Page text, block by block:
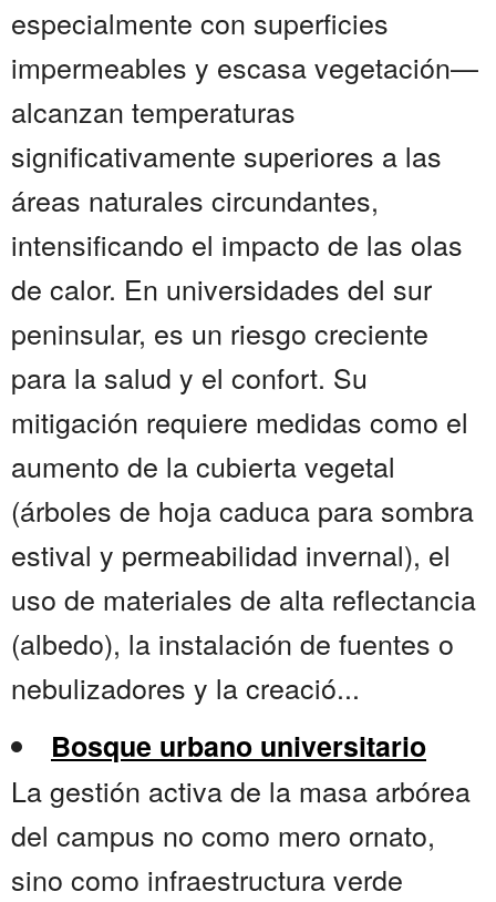
especialmente con superficies
impermeables y escasa vegetación—
alcanzan temperaturas
significativamente superiores a las
áreas naturales circundantes,
intensificando el impacto de las olas
de calor. En universidades del sur
peninsular, es un riesgo creciente
para la salud y el confort. Su
mitigación requiere medidas como el
aumento de la cubierta vegetal
(árboles de hoja caduca para sombra
estival y permeabilidad invernal), el
uso de materiales de alta reflectancia
(albedo), la instalación de fuentes o
nebulizadores y la creació...
Bosque urbano universitario
La gestión activa de la masa arbórea
del campus no como mero ornato,
sino como infraestructura verde